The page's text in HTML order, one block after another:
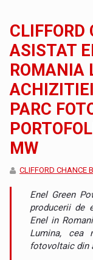
CLIFFORD
ASISTAT
ROMANIA
PARC
MW
CLIFFORD CHANCE
Enel Green
producerii de
Enel in
Lumina, cea
fotovoltaic din